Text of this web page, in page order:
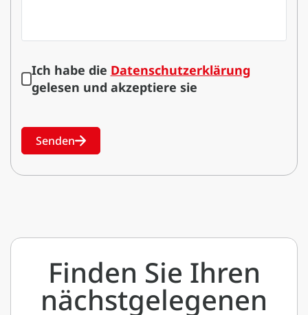
Ich habe die Datenschutzerklärung
gelesen und akzeptiere sie
Senden
Finden Sie Ihren
nächstgelegenen